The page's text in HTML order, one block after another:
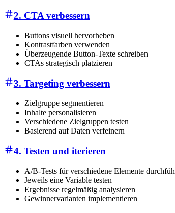
2. CTA verbessern
Buttons visuell hervorheben
Kontrastfarben verwenden
Überzeugende Button-Texte schreiben
CTAs strategisch platzieren
3. Targeting verbessern
Zielgruppe segmentieren
Inhalte personalisieren
Verschiedene Zielgruppen testen
Basierend auf Daten verfeinern
4. Testen und iterieren
A/B-Tests für verschiedene Elemente
Jeweils eine Variable testen
Ergebnisse regelmäßig analysieren
Gewinnervarianten implementieren